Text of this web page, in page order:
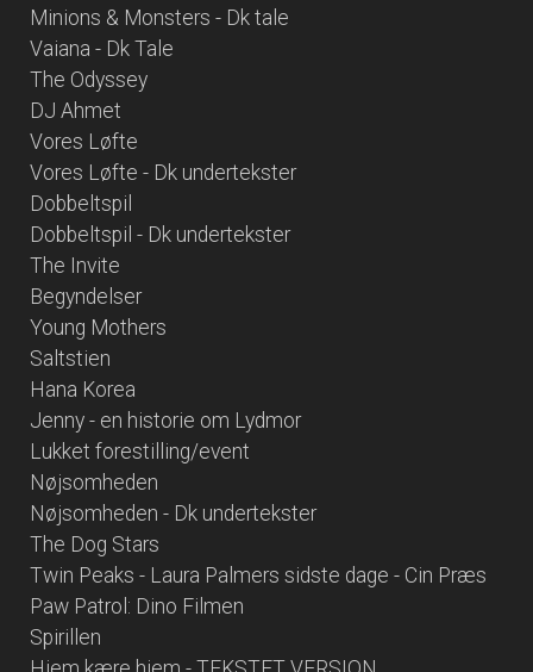
Minions & Monsters - Dk tale
Vaiana - Dk Tale
The Odyssey
DJ Ahmet
Vores Løfte
Vores Løfte - Dk undertekster
Dobbeltspil
Dobbeltspil - Dk undertekster
The Invite
Begyndelser
Young Mothers
Saltstien
Hana Korea
Jenny - en historie om Lydmor
Lukket forestilling/event
Nøjsomheden
Nøjsomheden - Dk undertekster
The Dog Stars
Twin Peaks - Laura Palmers sidste dage - Cin Præs
Paw Patrol: Dino Filmen
Spirillen